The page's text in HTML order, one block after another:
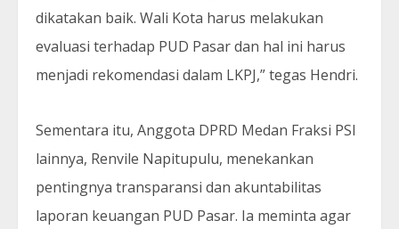
dikatakan baik. Wali Kota harus melakukan
evaluasi terhadap PUD Pasar dan hal ini harus
menjadi rekomendasi dalam LKPJ,” tegas Hendri.
Sementara itu, Anggota DPRD Medan Fraksi PSI
lainnya, Renvile Napitupulu, menekankan
pentingnya transparansi dan akuntabilitas
laporan keuangan PUD Pasar. Ia meminta agar